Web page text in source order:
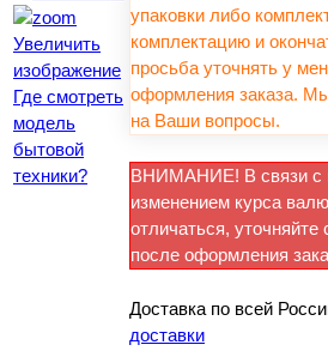
Увеличить
изображение
Где смотреть
модель
бытовой
техники?
упаковки либо
комплектацию и
просьба уточнять у
оформления заказа.
на Ваши вопросы.
ВНИМАНИЕ! В связи с
изменением курса
отличаться,
после оформления
Доставка по всей
доставки